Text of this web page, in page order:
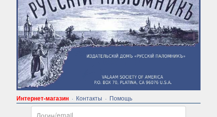
Интернет-магазин· Контакты · Помощь
Email